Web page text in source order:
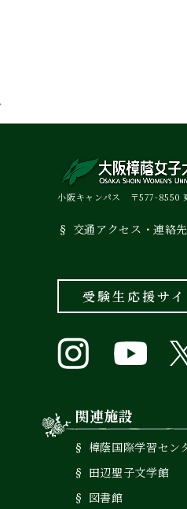
小阪キャンパス 〒577-8550
交通アクセス・連絡
受験生応援サ
関連施設
樟蔭国際学習セン
田辺聖子文学館
図書館